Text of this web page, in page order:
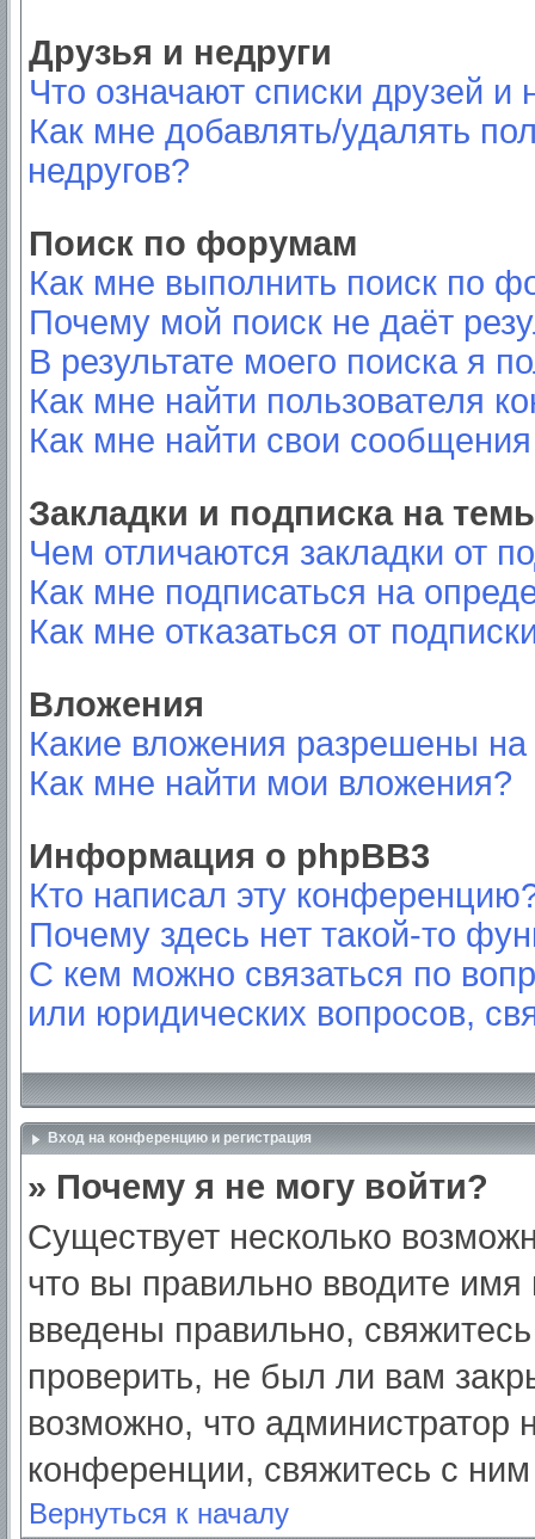
Друзья и недруги
Что означают списки друзей и
Как мне добавлять/удалять
недругов?
Поиск по форумам
Как мне выполнить поиск по
Почему мой поиск не даёт
В результате моего поиска я
Как мне найти пользователя
Как мне найти свои
Закладки и подписка на
Чем отличаются закладки от
Как мне подписаться на
Как мне отказаться от
Вложения
Какие вложения разрешены
Как мне найти мои вложения?
Информация о phpBB3
Кто написал эту
Почему здесь нет такой-то
С кем можно связаться по
или юридических вопросов,
Вход на конференцию и регистрация
» Почему я не могу войти?
Существует несколько
что вы правильно вводите
введены правильно,
проверить, не был ли вам
возможно, что администратор
конференции, свяжитесь с
Вернуться к началу